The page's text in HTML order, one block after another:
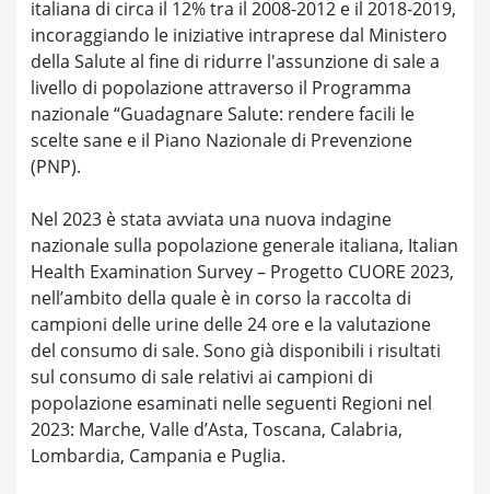
italiana di circa il 12% tra il 2008-2012 e il 2018-2019,
incoraggiando le iniziative intraprese dal Ministero
della Salute al fine di ridurre l'assunzione di sale a
livello di popolazione attraverso il Programma
nazionale “Guadagnare Salute: rendere facili le
scelte sane e il Piano Nazionale di Prevenzione
(PNP).
Nel 2023 è stata avviata una nuova indagine
nazionale sulla popolazione generale italiana, Italian
Health Examination Survey – Progetto CUORE 2023,
nell’ambito della quale è in corso la raccolta di
campioni delle urine delle 24 ore e la valutazione
del consumo di sale. Sono già disponibili i risultati
sul consumo di sale relativi ai campioni di
popolazione esaminati nelle seguenti Regioni nel
2023: Marche, Valle d’Asta, Toscana, Calabria,
Lombardia, Campania e Puglia.